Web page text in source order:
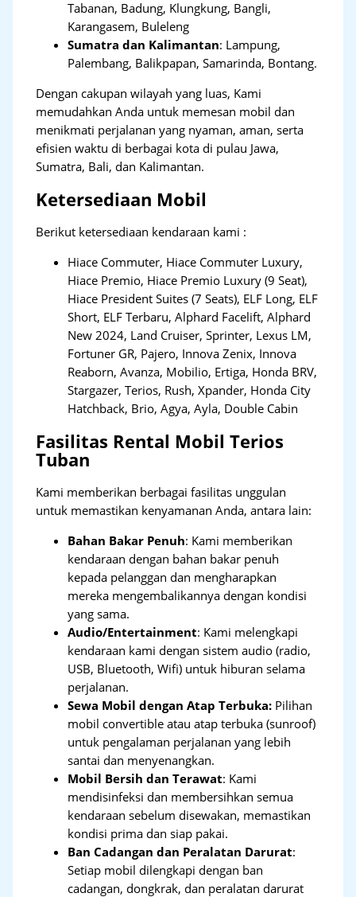
Tabanan, Badung, Klungkung, Bangli,
Karangasem, Buleleng
Sumatra dan Kalimantan: Lampung,
Palembang, Balikpapan, Samarinda, Bontang.
Dengan cakupan wilayah yang luas, Kami
memudahkan Anda untuk memesan mobil dan
menikmati perjalanan yang nyaman, aman, serta
efisien waktu di berbagai kota di pulau Jawa,
Sumatra, Bali, dan Kalimantan.
Ketersediaan Mobil
Berikut ketersediaan kendaraan kami :
Hiace Commuter, Hiace Commuter Luxury,
Hiace Premio, Hiace Premio Luxury (9 Seat),
Hiace President Suites (7 Seats), ELF Long, ELF
Short, ELF Terbaru, Alphard Facelift, Alphard
New 2024, Land Cruiser, Sprinter, Lexus LM,
Fortuner GR, Pajero, Innova Zenix, Innova
Reaborn, Avanza, Mobilio, Ertiga, Honda BRV,
Stargazer, Terios, Rush, Xpander, Honda City
Hatchback, Brio, Agya, Ayla, Double Cabin
Fasilitas Rental Mobil Terios
Tuban
Kami memberikan berbagai fasilitas unggulan
untuk memastikan kenyamanan Anda, antara lain:
Bahan Bakar Penuh: Kami memberikan
kendaraan dengan bahan bakar penuh
kepada pelanggan dan mengharapkan
mereka mengembalikannya dengan kondisi
yang sama.
Audio/Entertainment: Kami melengkapi
kendaraan kami dengan sistem audio (radio,
USB, Bluetooth, Wifi) untuk hiburan selama
perjalanan.
Sewa Mobil dengan Atap Terbuka: Pilihan
mobil convertible atau atap terbuka (sunroof)
untuk pengalaman perjalanan yang lebih
santai dan menyenangkan.
Mobil Bersih dan Terawat: Kami
mendisinfeksi dan membersihkan semua
kendaraan sebelum disewakan, memastikan
kondisi prima dan siap pakai.
Ban Cadangan dan Peralatan Darurat:
Setiap mobil dilengkapi dengan ban
cadangan, dongkrak, dan peralatan darurat